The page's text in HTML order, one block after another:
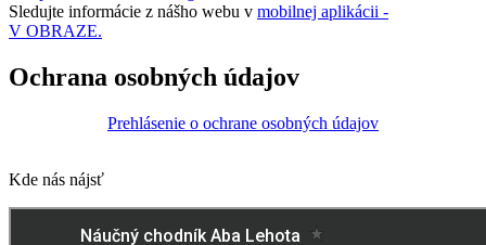
Sledujte informácie z nášho webu v mobilnej aplikácii -
V OBRAZE.
Ochrana osobných údajov
Prehlásenie o ochrane osobných údajov
Kde nás nájsť